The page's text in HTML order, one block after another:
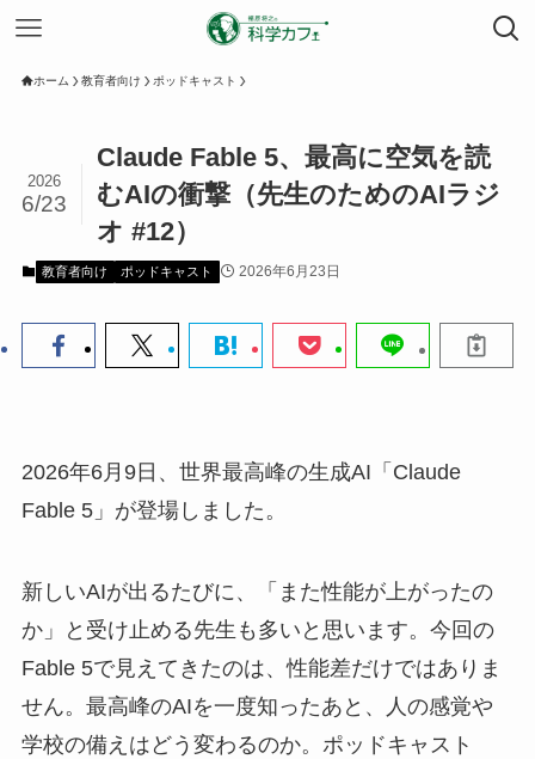
ホーム 教育者向け ポッドキャスト
Claude Fable 5、最高に空気を読
むAIの衝撃（先生のためのAIラジ
オ #12）
2026
6/23
教育者向け ポッドキャスト 2026年6月23日
2026年6月9日、世界最高峰の生成AI「Claude
Fable 5」が登場しました。
新しいAIが出るたびに、「また性能が上がったの
か」と受け止める先生も多いと思います。今回の
Fable 5で見えてきたのは、性能差だけではありま
せん。最高峰のAIを一度知ったあと、人の感覚や
学校の備えはどう変わるのか。ポッドキャスト